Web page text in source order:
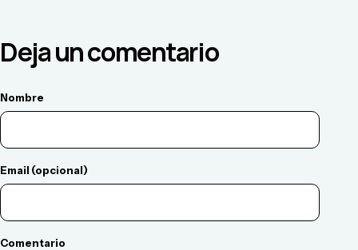
Deja un comentario
Nombre
Email (opcional)
Comentario